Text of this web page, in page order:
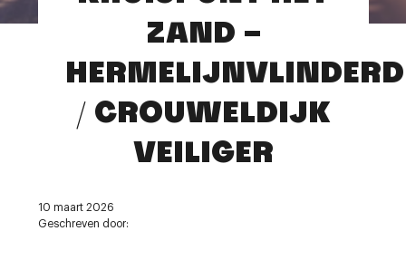
ZAND –
/ CROUWELDIJK
VEILIGER
10 maart 2026
Geschreven door: